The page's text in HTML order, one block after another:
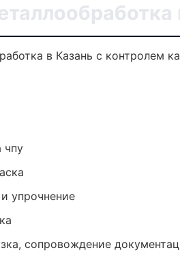
в Казань с контролем
чпу
упрочнение
сопровождение